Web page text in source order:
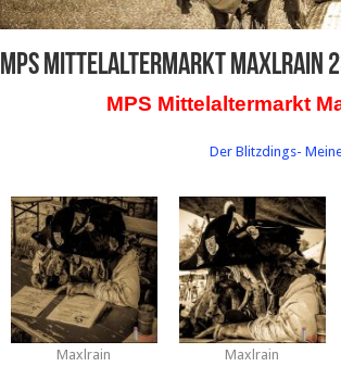
MPS Mittelaltermarkt Maxlrain
MPS Mittelaltermarkt
Der Blitzdings-
Maxlrain Maxlrain